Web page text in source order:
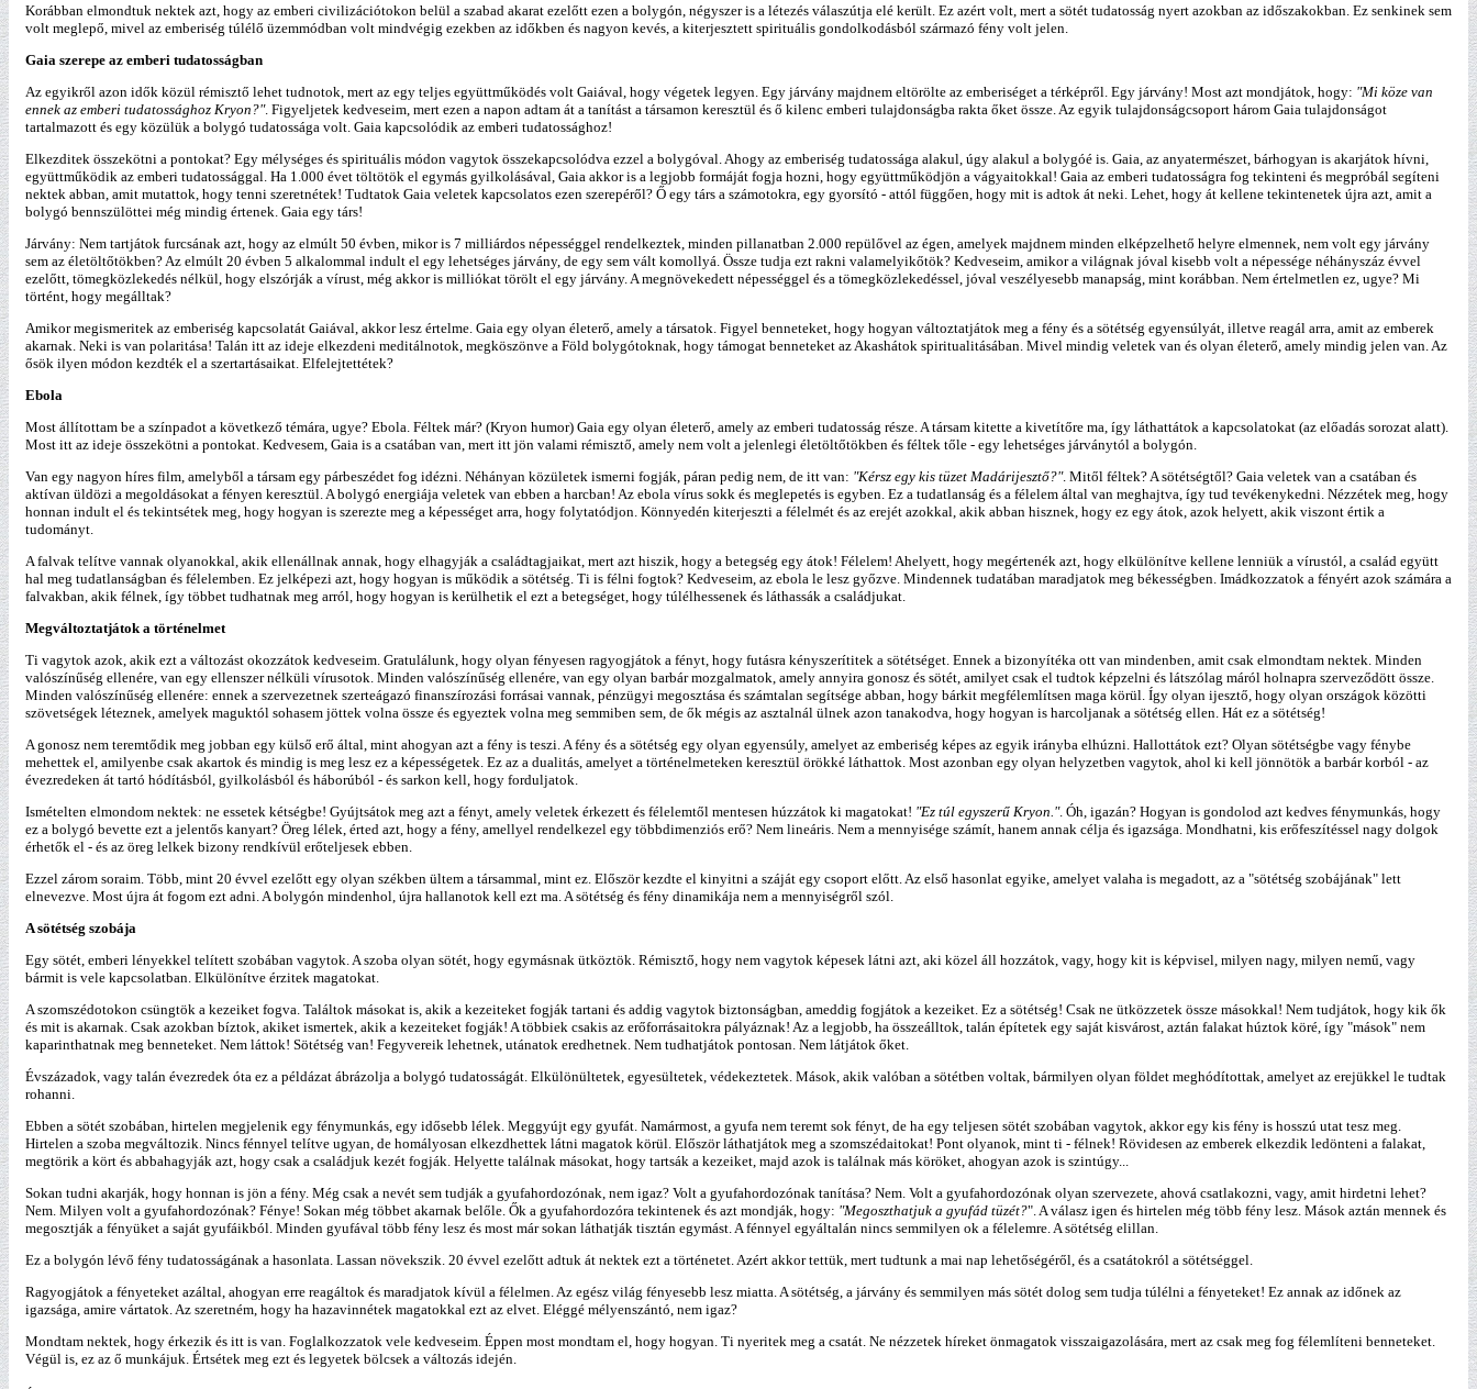
Korábban elmondtuk nektek azt, hogy az emberi civilizációtokon belül a szabad akarat ezelőtt ezen a bolygón, négyszer is a létezés válaszútja elé került. Ez azért volt, mert a sötét tudatosság nyert azokban az időszakokban. Ez senkinek sem
volt meglepő, mivel az emberiség túlélő üzemmódban volt mindvégig ezekben az időkben és nagyon kevés, a kiterjesztett spirituális gondolkodásból származó fény volt jelen.
Gaia szerepe az emberi tudatosságban
Az egyikről azon idők közül rémisztő lehet tudnotok, mert az egy teljes együttműködés volt Gaiával, hogy végetek legyen. Egy járvány majdnem eltörölte az emberiséget a térképről. Egy járvány! Most azt mondjátok, hogy: "Mi köze van
ennek az emberi tudatossághoz Kryon?". Figyeljetek kedveseim, mert ezen a napon adtam át a tanítást a társamon keresztül és ő kilenc emberi tulajdonságba rakta őket össze. Az egyik tulajdonságcsoport három Gaia tulajdonságot
tartalmazott és egy közülük a bolygó tudatossága volt. Gaia kapcsolódik az emberi tudatossághoz!
Elkezditek összekötni a pontokat? Egy mélységes és spirituális módon vagytok összekapcsolódva ezzel a bolygóval. Ahogy az emberiség tudatossága alakul, úgy alakul a bolygóé is. Gaia, az anyatermészet, bárhogyan is akarjátok hívni,
együttműködik az emberi tudatossággal. Ha 1.000 évet töltötök el egymás gyilkolásával, Gaia akkor is a legjobb formáját fogja hozni, hogy együttműködjön a vágyaitokkal! Gaia az emberi tudatosságra fog tekinteni és megpróbál segíteni
nektek abban, amit mutattok, hogy tenni szeretnétek! Tudtatok Gaia veletek kapcsolatos ezen szerepéről? Ő egy társ a számotokra, egy gyorsító - attól függően, hogy mit is adtok át neki. Lehet, hogy át kellene tekintenetek újra azt, amit a
bolygó bennszülöttei még mindig értenek. Gaia egy társ!
Járvány: Nem tartjátok furcsának azt, hogy az elmúlt 50 évben, mikor is 7 milliárdos népességgel rendelkeztek, minden pillanatban 2.000 repülővel az égen, amelyek majdnem minden elképzelhető helyre elmennek, nem volt egy járvány
sem az életöltőtökben? Az elmúlt 20 évben 5 alkalommal indult el egy lehetséges járvány, de egy sem vált komollyá. Össze tudja ezt rakni valamelyikőtök? Kedveseim, amikor a világnak jóval kisebb volt a népessége néhányszáz évvel
ezelőtt, tömegközlekedés nélkül, hogy elszórják a vírust, még akkor is milliókat törölt el egy járvány. A megnövekedett népességgel és a tömegközlekedéssel, jóval veszélyesebb manapság, mint korábban. Nem értelmetlen ez, ugye? Mi
történt, hogy megálltak?
Amikor megismeritek az emberiség kapcsolatát Gaiával, akkor lesz értelme. Gaia egy olyan életerő, amely a társatok. Figyel benneteket, hogy hogyan változtatjátok meg a fény és a sötétség egyensúlyát, illetve reagál arra, amit az emberek
akarnak. Neki is van polaritása! Talán itt az ideje elkezdeni meditálnotok, megköszönve a Föld bolygótoknak, hogy támogat benneteket az Akashátok spiritualitásában. Mivel mindig veletek van és olyan életerő, amely mindig jelen van. Az
ősök ilyen módon kezdték el a szertartásaikat. Elfelejtettétek?
Ebola
Most állítottam be a színpadot a következő témára, ugye? Ebola. Féltek már? (Kryon humor) Gaia egy olyan életerő, amely az emberi tudatosság része. A társam kitette a kivetítőre ma, így láthattátok a kapcsolatokat (az előadás sorozat alatt).
Most itt az ideje összekötni a pontokat. Kedvesem, Gaia is a csatában van, mert itt jön valami rémisztő, amely nem volt a jelenlegi életöltőtökben és féltek tőle - egy lehetséges járványtól a bolygón.
Van egy nagyon híres film, amelyből a társam egy párbeszédet fog idézni. Néhányan közületek ismerni fogják, páran pedig nem, de itt van: "Kérsz egy kis tüzet Madárijesztő?". Mitől féltek? A sötétségtől? Gaia veletek van a csatában és
aktívan üldözi a megoldásokat a fényen keresztül. A bolygó energiája veletek van ebben a harcban! Az ebola vírus sokk és meglepetés is egyben. Ez a tudatlanság és a félelem által van meghajtva, így tud tevékenykedni. Nézzétek meg, hogy
honnan indult el és tekintsétek meg, hogy hogyan is szerezte meg a képességet arra, hogy folytatódjon. Könnyedén kiterjeszti a félelmét és az erejét azokkal, akik abban hisznek, hogy ez egy átok, azok helyett, akik viszont értik a
tudományt.
A falvak telítve vannak olyanokkal, akik ellenállnak annak, hogy elhagyják a családtagjaikat, mert azt hiszik, hogy a betegség egy átok! Félelem! Ahelyett, hogy megértenék azt, hogy elkülönítve kellene lenniük a vírustól, a család együtt
hal meg tudatlanságban és félelemben. Ez jelképezi azt, hogy hogyan is működik a sötétség. Ti is félni fogtok? Kedveseim, az ebola le lesz győzve. Mindennek tudatában maradjatok meg békességben. Imádkozzatok a fényért azok számára a
falvakban, akik félnek, így többet tudhatnak meg arról, hogy hogyan is kerülhetik el ezt a betegséget, hogy túlélhessenek és láthassák a családjukat.
Megváltoztatjátok a történelmet
Ti vagytok azok, akik ezt a változást okozzátok kedveseim. Gratulálunk, hogy olyan fényesen ragyogjátok a fényt, hogy futásra kényszerítitek a sötétséget. Ennek a bizonyítéka ott van mindenben, amit csak elmondtam nektek. Minden
valószínűség ellenére, van egy ellenszer nélküli vírusotok. Minden valószínűség ellenére, van egy olyan barbár mozgalmatok, amely annyira gonosz és sötét, amilyet csak el tudtok képzelni és látszólag máról holnapra szerveződött össze.
Minden valószínűség ellenére: ennek a szervezetnek szerteágazó finanszírozási forrásai vannak, pénzügyi megosztása és számtalan segítsége abban, hogy bárkit megfélemlítsen maga körül. Így olyan ijesztő, hogy olyan országok közötti
szövetségek léteznek, amelyek maguktól sohasem jöttek volna össze és egyeztek volna meg semmiben sem, de ők mégis az asztalnál ülnek azon tanakodva, hogy hogyan is harcoljanak a sötétség ellen. Hát ez a sötétség!
A gonosz nem teremtődik meg jobban egy külső erő által, mint ahogyan azt a fény is teszi. A fény és a sötétség egy olyan egyensúly, amelyet az emberiség képes az egyik irányba elhúzni. Hallottátok ezt? Olyan sötétségbe vagy fénybe
mehettek el, amilyenbe csak akartok és mindig is meg lesz ez a képességetek. Ez az a dualitás, amelyet a történelmeteken keresztül örökké láthattok. Most azonban egy olyan helyzetben vagytok, ahol ki kell jönnötök a barbár korból - az
évezredeken át tartó hódításból, gyilkolásból és háborúból - és sarkon kell, hogy forduljatok.
Ismételten elmondom nektek: ne essetek kétségbe! Gyújtsátok meg azt a fényt, amely veletek érkezett és félelemtől mentesen húzzátok ki magatokat! "Ez túl egyszerű Kryon.". Óh, igazán? Hogyan is gondolod azt kedves fénymunkás, hogy
ez a bolygó bevette ezt a jelentős kanyart? Öreg lélek, érted azt, hogy a fény, amellyel rendelkezel egy többdimenziós erő? Nem lineáris. Nem a mennyisége számít, hanem annak célja és igazsága. Mondhatni, kis erőfeszítéssel nagy dolgok
érhetők el - és az öreg lelkek bizony rendkívül erőteljesek ebben.
Ezzel zárom soraim. Több, mint 20 évvel ezelőtt egy olyan székben ültem a társammal, mint ez. Először kezdte el kinyitni a száját egy csoport előtt. Az első hasonlat egyike, amelyet valaha is megadott, az a "sötétség szobájának" lett
elnevezve. Most újra át fogom ezt adni. A bolygón mindenhol, újra hallanotok kell ezt ma. A sötétség és fény dinamikája nem a mennyiségről szól.
A sötétség szobája
Egy sötét, emberi lényekkel telített szobában vagytok. A szoba olyan sötét, hogy egymásnak ütköztök. Rémisztő, hogy nem vagytok képesek látni azt, aki közel áll hozzátok, vagy, hogy kit is képvisel, milyen nagy, milyen nemű, vagy
bármit is vele kapcsolatban. Elkülönítve érzitek magatokat.
A szomszédotokon csüngtök a kezeiket fogva. Találtok másokat is, akik a kezeiteket fogják tartani és addig vagytok biztonságban, ameddig fogjátok a kezeiket. Ez a sötétség! Csak ne ütközzetek össze másokkal! Nem tudjátok, hogy kik ők
és mit is akarnak. Csak azokban bíztok, akiket ismertek, akik a kezeiteket fogják! A többiek csakis az erőforrásaitokra pályáznak! Az a legjobb, ha összeálltok, talán építetek egy saját kisvárost, aztán falakat húztok köré, így "mások" nem
kaparinthatnak meg benneteket. Nem láttok! Sötétség van! Fegyvereik lehetnek, utánatok eredhetnek. Nem tudhatjátok pontosan. Nem látjátok őket.
Évszázadok, vagy talán évezredek óta ez a példázat ábrázolja a bolygó tudatosságát. Elkülönültetek, egyesültetek, védekeztetek. Mások, akik valóban a sötétben voltak, bármilyen olyan földet meghódítottak, amelyet az erejükkel le tudtak
rohanni.
Ebben a sötét szobában, hirtelen megjelenik egy fénymunkás, egy idősebb lélek. Meggyújt egy gyufát. Namármost, a gyufa nem teremt sok fényt, de ha egy teljesen sötét szobában vagytok, akkor egy kis fény is hosszú utat tesz meg.
Hirtelen a szoba megváltozik. Nincs fénnyel telítve ugyan, de homályosan elkezdhettek látni magatok körül. Először láthatjátok meg a szomszédaitokat! Pont olyanok, mint ti - félnek! Rövidesen az emberek elkezdik ledönteni a falakat,
megtörik a kört és abbahagyják azt, hogy csak a családjuk kezét fogják. Helyette találnak másokat, hogy tartsák a kezeiket, majd azok is találnak más köröket, ahogyan azok is szintúgy...
Sokan tudni akarják, hogy honnan is jön a fény. Még csak a nevét sem tudják a gyufahordozónak, nem igaz? Volt a gyufahordozónak tanítása? Nem. Volt a gyufahordozónak olyan szervezete, ahová csatlakozni, vagy, amit hirdetni lehet?
Nem. Milyen volt a gyufahordozónak? Fénye! Sokan még többet akarnak belőle. Ők a gyufahordozóra tekintenek és azt mondják, hogy: "Megoszthatjuk a gyufád tüzét?". A válasz igen és hirtelen még több fény lesz. Mások aztán mennek és
megosztják a fényüket a saját gyufáikból. Minden gyufával több fény lesz és most már sokan láthatják tisztán egymást. A fénnyel egyáltalán nincs semmilyen ok a félelemre. A sötétség elillan.
Ez a bolygón lévő fény tudatosságának a hasonlata. Lassan növekszik. 20 évvel ezelőtt adtuk át nektek ezt a történetet. Azért akkor tettük, mert tudtunk a mai nap lehetőségéről, és a csatátokról a sötétséggel.
Ragyogjátok a fényeteket azáltal, ahogyan erre reagáltok és maradjatok kívül a félelmen. Az egész világ fényesebb lesz miatta. A sötétség, a járvány és semmilyen más sötét dolog sem tudja túlélni a fényeteket! Ez annak az időnek az
igazsága, amire vártatok. Az szeretném, hogy ha hazavinnétek magatokkal ezt az elvet. Eléggé mélyenszántó, nem igaz?
Mondtam nektek, hogy érkezik és itt is van. Foglalkozzatok vele kedveseim. Éppen most mondtam el, hogy hogyan. Ti nyeritek meg a csatát. Ne nézzetek híreket önmagatok visszaigazolására, mert az csak meg fog félemlíteni benneteket.
Végül is, ez az ő munkájuk. Értsétek meg ezt és legyetek bölcsek a változás idején.